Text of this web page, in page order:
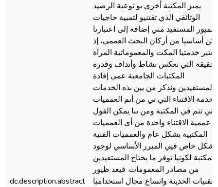
dc.description.abstract
يميز المكتبة أخرى ىو نوعية الرصيد
الوثائقي الذي تقتنيو لتمبية حاجيات
المستفيد مني إضافة إلى اعتبارىا
أساسيا من أركان البحث العممي، إذ
تعتبر خدمتيا المكت والمعموماتية المرآة
التي تعكس نشاط وأىداف وقدرة
المكتبات الجامعية عمى إفادة
المستفيدين ونذكر من بين ىذه الخدمات
خدمة الاقتناء التي ىي من أىم العمميات
التي تتم في المكتبة ومن ىنا يمكن القول
عممية الاقتناء واحدة من أى العمميات
المكتبية بشكل عام والعمميات الفنية
بشكل خاص فيي المبرر الأساسي لوجود
المكتبة لكونيا توفر ما يحتاج المستفيدين
من مصادر المعمومات. فبعد ظيور
التقنيات الحديثة واتساع مجال استخداميا